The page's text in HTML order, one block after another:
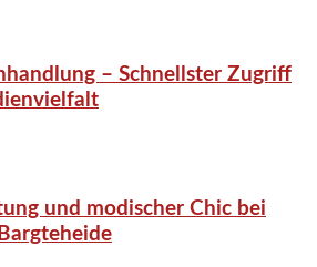
– Schnellster Zugriff
und modischer Chic bei